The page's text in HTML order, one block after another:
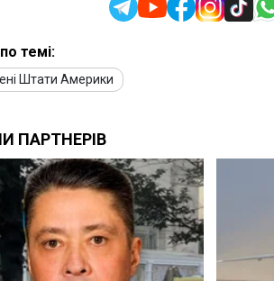
темі:
Штати Америки